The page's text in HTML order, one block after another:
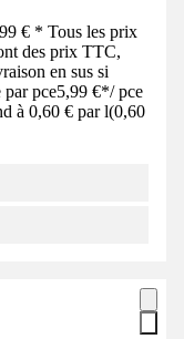
€ * Tous les prix
des prix TTC,
en sus si
par pce5,99 €*/ pce
à 0,60 € par l(0,60